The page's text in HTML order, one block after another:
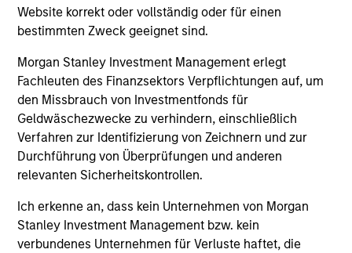
Website korrekt oder vollständig oder für einen
bestimmten Zweck geeignet sind.
Morgan Stanley Investment Management erlegt
Fachleuten des Finanzsektors Verpflichtungen auf, um
den Missbrauch von Investmentfonds für
Geldwäschezwecke zu verhindern, einschließlich
Verfahren zur Identifizierung von Zeichnern und zur
Durchführung von Überprüfungen und anderen
relevanten Sicherheitskontrollen.
Ich erkenne an, dass kein Unternehmen von Morgan
Stanley Investment Management bzw. kein
verbundenes Unternehmen für Verluste haftet, die
und der Rücknahme von Anteilen anfallen, werden nicht
berücksichtigt. Alle Performance- und Index-Daten
stammen von Morgan Stanley Investment Management
Der Wert der Anlagen und der mit ihnen erzielten Erträge
können sowohl steigen als auch fallen. Es ist daher
möglich, dass Anleger das ursprünglich investierte Kapital
nicht in voller Höhe zurückerhalten.
Die Performance versteht sich nach Abzug der Gebühren.
Die Angaben zur Performance des laufenden Jahres sind
nicht annualisiert. Die Performance von anderen
Sie sich bitte gründlich mit den Anlagezielen und -risiken
sowie den Kosten und Gebühren des Fonds auseinander,
bevor Sie eine Anlageentscheidung treffen.